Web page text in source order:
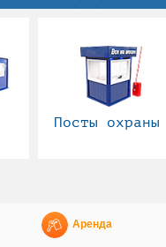
Посты охраны
Аренда